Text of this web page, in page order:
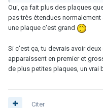
Oui, ça fait plus des plaques
pas très étendues
une plaque c'est grand
Si c'est ça, tu devrais avoir
apparaissent en premier et
de plus petites plaques, un vrai
Citer